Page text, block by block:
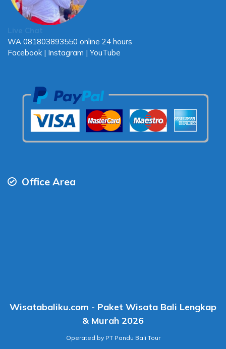
WA 081803893550 online 24 hours
Facebook | Instagram | YouTube
Office Area
Wisatabaliku.com - Paket Wisata Bali Lengkap
& Murah 2026
Operated by PT Pandu Bali Tour